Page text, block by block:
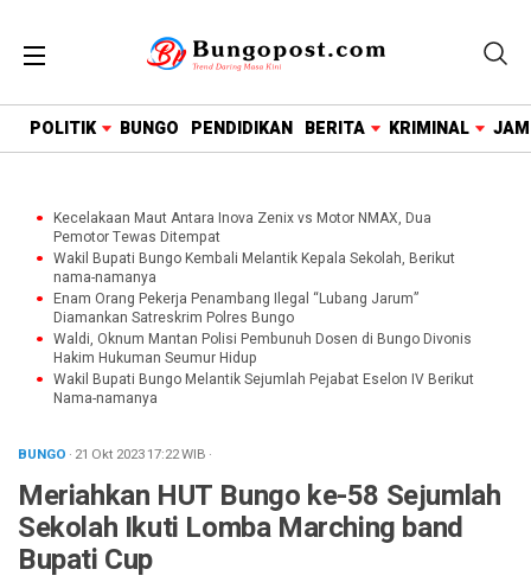
f08c47fec0942fa0
POLITIK BUNGO PENDIDIKAN BERITA KRIMINAL
Kecelakaan Maut Antara Inova Zenix vs Motor NMAX, Dua
Pemotor Tewas Ditempat
Wakil Bupati Bungo Kembali Melantik Kepala Sekolah, Berikut
nama-namanya
Enam Orang Pekerja Penambang Ilegal “Lubang Jarum”
Diamankan Satreskrim Polres Bungo
Waldi, Oknum Mantan Polisi Pembunuh Dosen di Bungo Divonis
Hakim Hukuman Seumur Hidup
Wakil Bupati Bungo Melantik Sejumlah Pejabat Eselon IV Berikut
Nama-namanya
BUNGO · 21 Okt 202317:22WIB ·
Meriahkan HUT Bungo ke-58 Sejumlah
Sekolah Ikuti Lomba Marching band
Bupati Cup